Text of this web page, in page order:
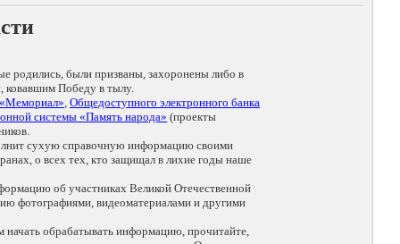
родились, были призваны, захоронены либо в
ковавшим Победу в тылу.
, Общедоступного электронного банка
системы «Память народа» (проекты
сухую справочную информацию своими
о всех тех, кто защищал в лихие годы наше
об участниках Великой Отечественной
фотографиями, видеоматериалами и другими
начать обрабатывать информацию, прочитайте,